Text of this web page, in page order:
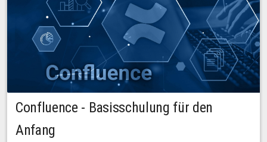
Confluence - Basisschulung für den
Anfang